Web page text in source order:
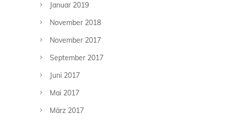
Januar 2019
November 2018
November 2017
September 2017
Juni 2017
Mai 2017
März 2017